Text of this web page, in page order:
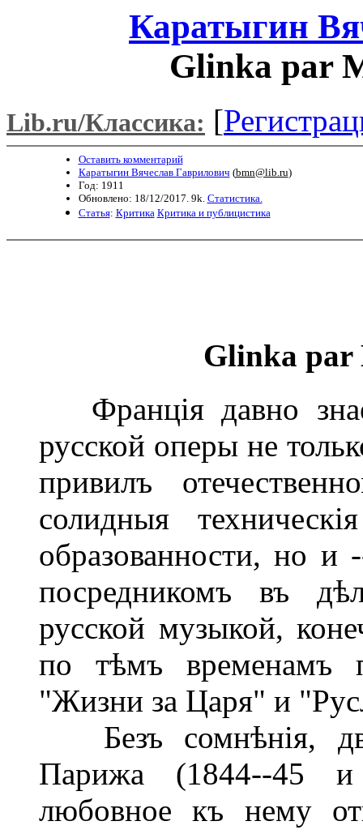
Каратыгин
Glinka par
Lib.ru/Классика: [
Оставить комментарий
Каратыгин Вячеслав Гаврилович (bmn@lib.ru)
Год: 1911
Обновлено: 18/12/2017. 9k. Статистика.
Статья: Критика Критика и публицистика
Glinka par
Франція давно
русской оперы не
привилъ
солидныя
образованности, но
посредникомъ въ
русской музыкой,
по тѣмъ временамъ
"Жизни за Царя" и
Безъ сомнѣнія,
Парижа (1844--45 и
любовное къ нему